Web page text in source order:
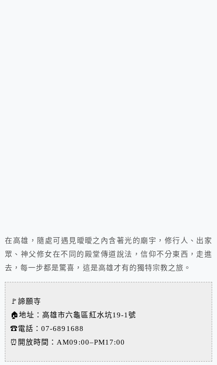
在高雄，隨處可遇見曖曖之內含著光的廟宇，修行人、出家
眾、神父修女在不同的殿堂傳道說法，信仰不分東西，走進
去，每一步都是驚喜，這是高雄才有的獨特宗教之旅。
🚩諦願寺
🏠地址：高雄市六龜區紅水坑19-1號
☎電話：07-6891688
⏰ 開放時間：AM09:00–PM17:00